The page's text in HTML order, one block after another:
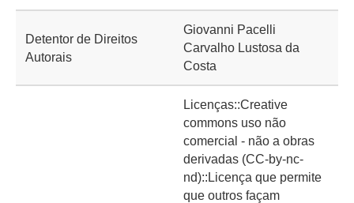
Detentor de Direitos
Autorais
Giovanni Pacelli
Carvalho Lustosa da
Costa
Licenças::Creative
commons uso não
comercial - não a obras
derivadas (CC-by-nc-
nd)::Licença que permite
que outros façam